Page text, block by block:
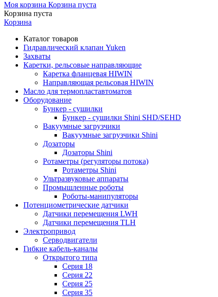
Моя корзина Корзина пуста
Корзина пуста
Корзина
Каталог товаров
Гидравлический клапан Yuken
Захваты
Каретки, рельсовые направляющие
Каретка фланцевая HIWIN
Направляющая рельсовая HIWIN
Масло для термопластавтоматов
Оборудование
Бункер - сушилки
Бункер - сушилки Shini SHD/SEHD
Вакуумные загрузчики
Вакуумные загрузчики Shini
Дозаторы
Дозаторы Shini
Ротаметры (регуляторы потока)
Ротаметры Shini
Ультразвуковые аппараты
Промышленные роботы
Роботы-манипуляторы
Потенциометрические датчики
Датчики перемещения LWH
Датчики перемещения TLH
Электропривод
Серводвигатели
Гибкие кабель-каналы
Открытого типа
Серия 18
Серия 22
Серия 25
Серия 35